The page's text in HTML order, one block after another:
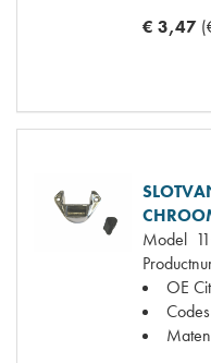
€ 3,47
Model
OE
Codes
Maten